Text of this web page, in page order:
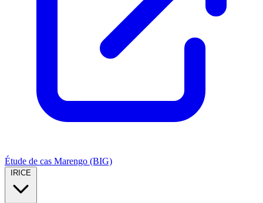
Étude de cas Marengo (BIG)
IRICE